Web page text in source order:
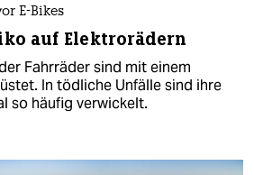
E-Bikes
auf Elektrorädern
Fahrräder sind mit einem
In tödliche Unfälle sind ihre
so häufig verwickelt.